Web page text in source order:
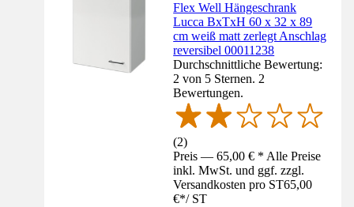
Flex Well Hängeschrank
Lucca BxTxH 60 x 32 x 89
cm weiß matt zerlegt Anschlag
reversibel 00011238
Durchschnittliche Bewertung:
2 von 5 Sternen. 2
Bewertungen.
(2)
Preis — 65,00 € * Alle Preise
inkl. MwSt. und ggf. zzgl.
Versandkosten pro ST65,00
€*/ ST